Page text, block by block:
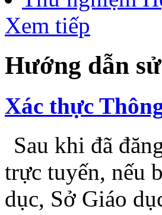
Kính chào các
yếu vào việc
một số trở ngại
trong việc sử
Khắc phục
trên
Thử nghiệm
Xem tiếp